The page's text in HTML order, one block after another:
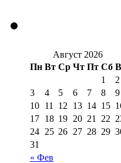
Август 2026
Пн Вт Ср Чт Пт Сб
« Фев
1
2
3
4 5 6 7 8
9
10 11 12 13 14 15
17 18 19 20 21 22
24 25 26 27 28 29
31